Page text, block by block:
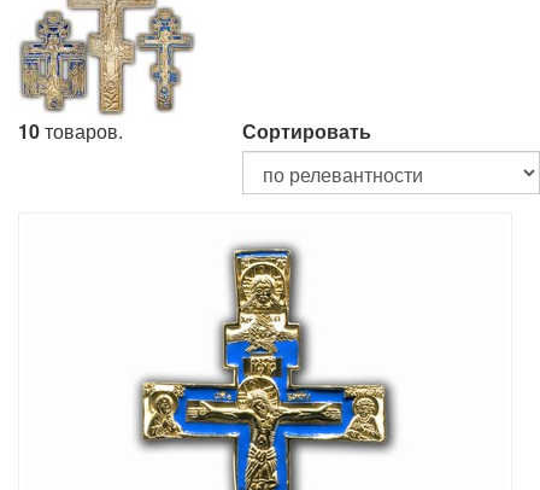
10товаров. Сортировать